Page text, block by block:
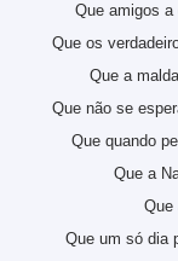
Que amigos
Que os
Que a
Que não se
Que quando
Que a
Que
Que um só dia